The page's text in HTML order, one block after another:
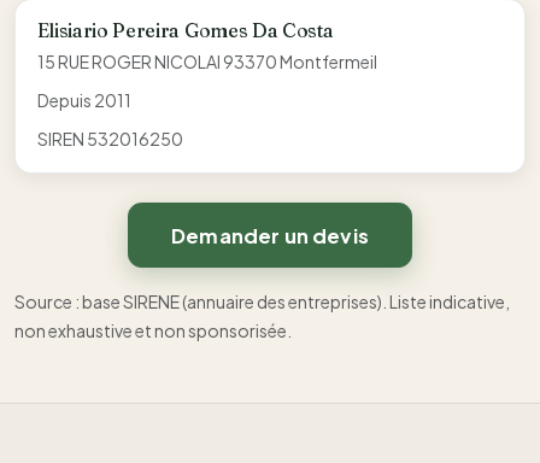
Elisiario Pereira Gomes Da Costa
15 RUE ROGER NICOLAI 93370 Montfermeil
Depuis 2011
SIREN 532016250
Demander un devis
Source : base SIRENE (annuaire des entreprises). Liste indicative,
non exhaustive et non sponsorisée.